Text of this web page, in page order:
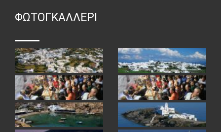
ΦΏΤΟΓΚΑΛΛΕΡΙ